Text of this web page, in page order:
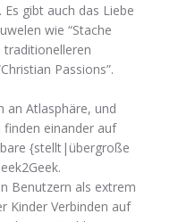
gibt auch das Liebe
wie “Stache
traditionelleren
Passions”.
an Atlasphäre, und
finden einander auf
{stellt|übergroße
Benutzern als extrem
Kinder Verbinden auf